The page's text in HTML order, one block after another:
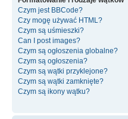
Czym jest BBCode?
Czy mogę używać HTML?
Czym są uśmieszki?
Can I post images?
Czym są ogłoszenia globalne?
Czym są ogłoszenia?
Czym są wątki przyklejone?
Czym są wątki zamknięte?
Czym są ikony wątku?